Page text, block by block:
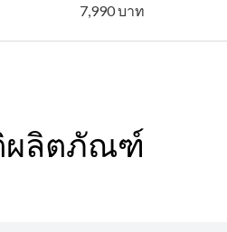
7,990 บาท
ลิตภัณฑ์